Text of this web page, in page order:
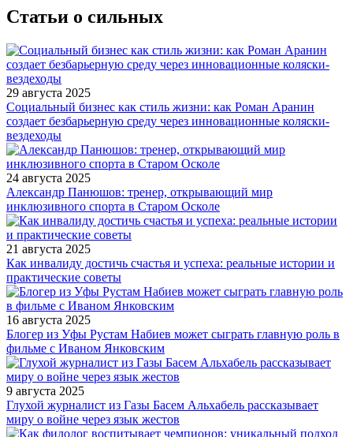
Статьи о сильных
29 августа 2025
Социальный бизнес как стиль жизни: как Роман Аранин
создает безбарьерную среду через инновационные коляски-
вездеходы
24 августа 2025
Александр Панюшов: тренер, открывающий мир
инклюзивного спорта в Старом Осколе
21 августа 2025
Как инвалиду достичь счастья и успеха: реальные истории и
практические советы
16 августа 2025
Блогер из Уфы Рустам Набиев может сыграть главную роль в
фильме с Иваном Янковским
9 августа 2025
Глухой журналист из Газы Басем Альхабель рассказывает
миру о войне через язык жестов